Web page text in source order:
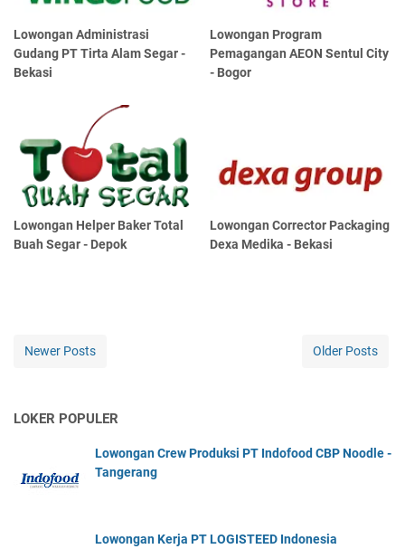
Lowongan Administrasi
Gudang PT Tirta Alam Segar -
Bekasi
Lowongan Program
Pemagangan AEON Sentul City
- Bogor
Lowongan Helper Baker Total
Buah Segar - Depok
Lowongan Corrector Packaging
Dexa Medika - Bekasi
Newer Posts Older Posts
LOKER POPULER
Lowongan Crew Produksi PT Indofood CBP Noodle -
Tangerang
Lowongan Kerja PT LOGISTEED Indonesia